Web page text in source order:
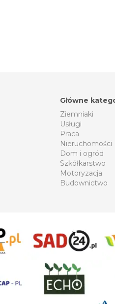
Główne
Ziemniaki
Usługi
Praca
Nieruchomości
Dom i ogród
Szkółkarstwo
Motoryzacja
Budownictwo